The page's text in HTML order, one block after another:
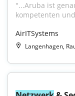
"...Aruba ist
kompetenten
AirITSystems
Langenhagen,